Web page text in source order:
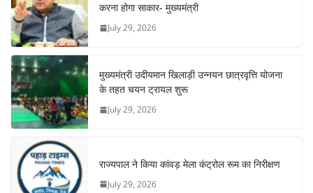
करना होगा साकार- मुख्यमंत्री
July 29, 2026
मुख्यमंत्री उदीयमान खिलाड़ी उन्नयन छात्रवृत्ति योजना
के तहत चयन ट्रायल शुरू
July 29, 2026
राज्यपाल ने किया कांवड़ मेला कंट्रोल रूम का निरीक्षण
July 29, 2026